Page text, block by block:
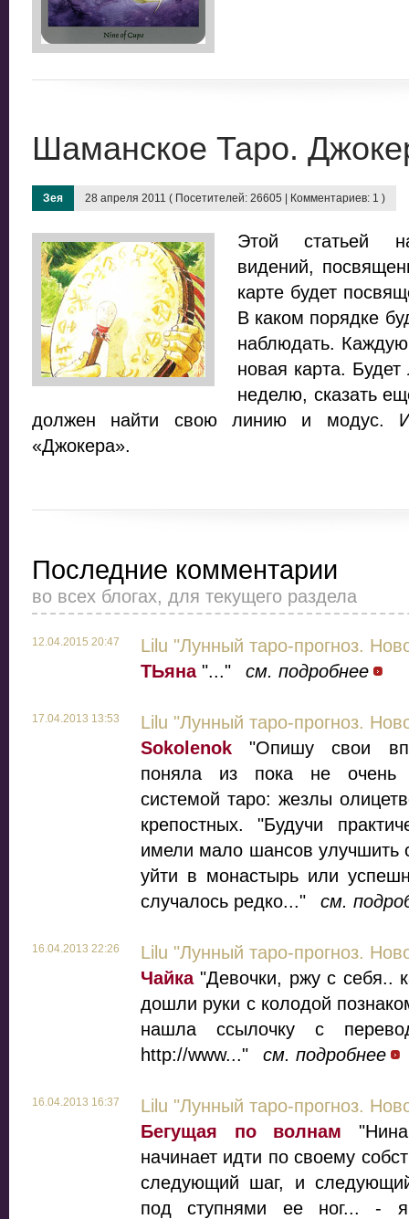
Шаманское Таро.
Зея 28 апреля 2011 ( Посетителей: 26605 | Комментариев: 1 )
Этой статьей
видений,
карте будет
В каком порядке
наблюдать.
новая карта. Будет
неделю, сказать
должен найти свою линию и модус.
«Джокера».
Последние комментарии
во всех блогах, для текущего раздела
12.04.2015 20:47
Lilu "Лунный таро-прогноз.
ТЬяна"..." см. подробнее
17.04.2013 13:53
Lilu "Лунный таро-прогноз.
Sokolenok "Опишу свои
поняла из пока не очень
системой таро: жезлы
крепостных. "Будучи
имели мало шансов улучшить
уйти в монастырь или
случалось редко..."
см.
16.04.2013 22:26
Lilu "Лунный таро-прогноз.
Чайка"Девочки, ржу с себя..
дошли руки с колодой
нашла ссылочку с
http://www..."
см. подробнее
16.04.2013 16:37
Lilu "Лунный таро-прогноз.
Бегущая по волнам
начинает идти по своему
следующий шаг, и
под ступнями ее ног... -